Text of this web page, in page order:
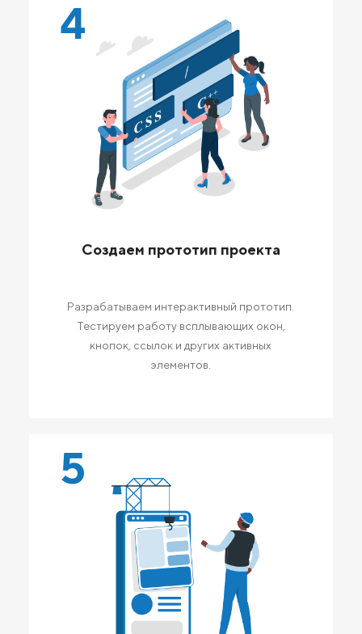
4
Создаем прототип проекта
Разрабатываем интерактивный прототип.
Тестируем работу всплывающих окон,
кнопок, ссылок и других активных
элементов.
5